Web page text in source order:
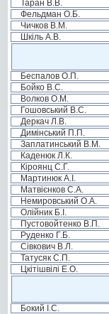
Таран В.В.
Фельдман О.Б.
Чичков В.М.
Шкіль А.В.
Беспалов О.П.
Бойко В.С.
Волков О.М.
Гошовський В.С.
Деркач Л.В.
Димінський П.П.
Заплатинський В.М.
Каденюк Л.К.
Кіроянц С.Г.
Мартинюк А.І.
Матвієнков С.А.
Немировський О.А.
Олійник Б.І.
Пустовойтенко В.П.
Руденко Г.Б.
Сівкович В.Л.
Татусяк С.П.
Цкітішвілі Е.О.
Бокий І.С.